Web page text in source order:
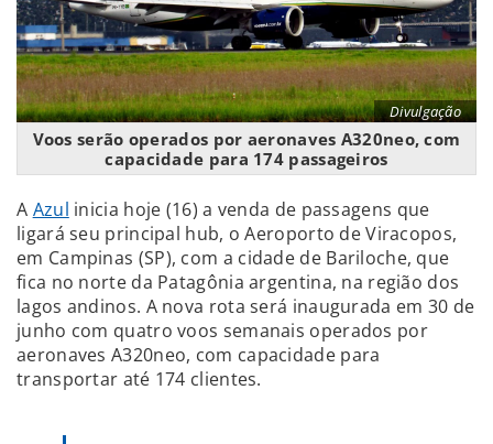
Divulgação
Voos serão operados por aeronaves A320neo, com
capacidade para 174 passageiros
A Azul inicia hoje (16) a venda de passagens que
ligará seu principal hub, o Aeroporto de Viracopos,
em Campinas (SP), com a cidade de Bariloche, que
fica no norte da Patagônia argentina, na região dos
lagos andinos. A nova rota será inaugurada em 30 de
junho com quatro voos semanais operados por
aeronaves A320neo, com capacidade para
transportar até 174 clientes.